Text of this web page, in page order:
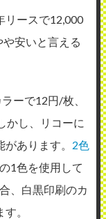
リースで12,000
安いと言える
ーで12円/枚、
かし、リコーに
あります。 2色
の1色を使用して
、白黒印刷のカ
。